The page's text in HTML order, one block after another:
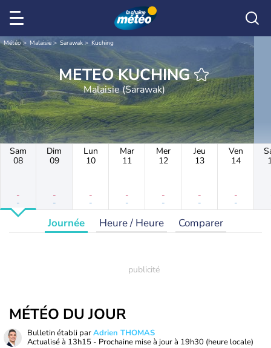
Météo Malaisie Sarawak Kuching
METEO KUCHING
Malaisie (Sarawak)
Sam
08
-
-
Dim
09
-
-
Lun
10
-
-
Mar
11
-
-
Mer
12
-
-
Jeu
13
-
-
Ven
14
-
-
Journée Heure / Heure Comparer
MÉTÉO DU JOUR
Bulletin établi parAdrien THOMAS
Actualisé à 13h15 - Prochaine mise à jour à 19h30 (heure locale)